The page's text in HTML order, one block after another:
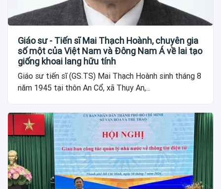
Giáo sư - Tiến sĩ Mai Thạch Hoành, chuyên gia
số một của Việt Nam và Đông Nam Á về lai tạo
giống khoai lang hữu tính
Giáo sư tiến sĩ (GS.TS) Mai Thạch Hoành sinh tháng 8
năm 1945 tại thôn An Cổ, xã Thụy An,...